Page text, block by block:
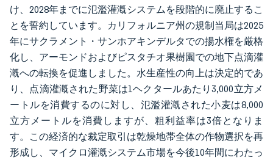
け、2028年までに氾濫灌漑システムを段階的に廃止するこ
とを誓約しています。カリフォルニア州の規制当局は2025
年にサクラメント・サンホアキンデルタでの揚水権を厳格
化し、アーモンドおよびピスタチオ果樹園での地下点滴灌
漑への転換を促進しました。水生産性の向上は決定的であ
り、点滴灌漑された野菜は1ヘクタールあたり3,000立方メ
ートルを消費するのに対し、氾濫灌漑された小麦は8,000
立方メートルを消費しますが、粗利益率は3倍となりま
す。この経済的な裁定取引は乾燥地帯全体の作物選択を再
形成し、マイクロ灌漑システム市場を今後10年間にわたっ